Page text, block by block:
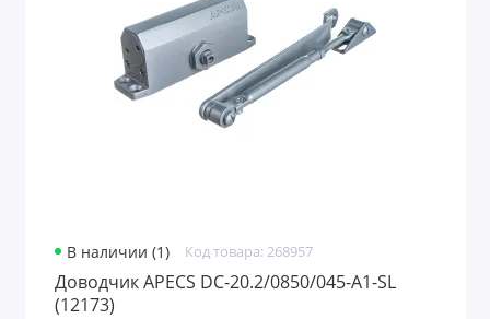
В наличии (1) Код товара: 268957
Доводчик APECS DC-20.2/0850/045-A1-SL
(12173)